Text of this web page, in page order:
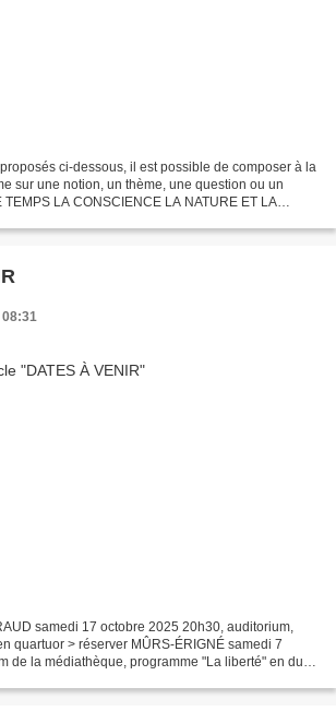
ci-dessous, il est possible de composer à la
sur une notion, un thème, une question ou un
TEMPS LA CONSCIENCE LA NATURE ET LA
08:31
samedi 17 octobre 2025 20h30, auditorium,
quartuor > réserver MÛRS-ÉRIGNÉ samedi 7
de la médiathèque, programme "La liberté" en duo.